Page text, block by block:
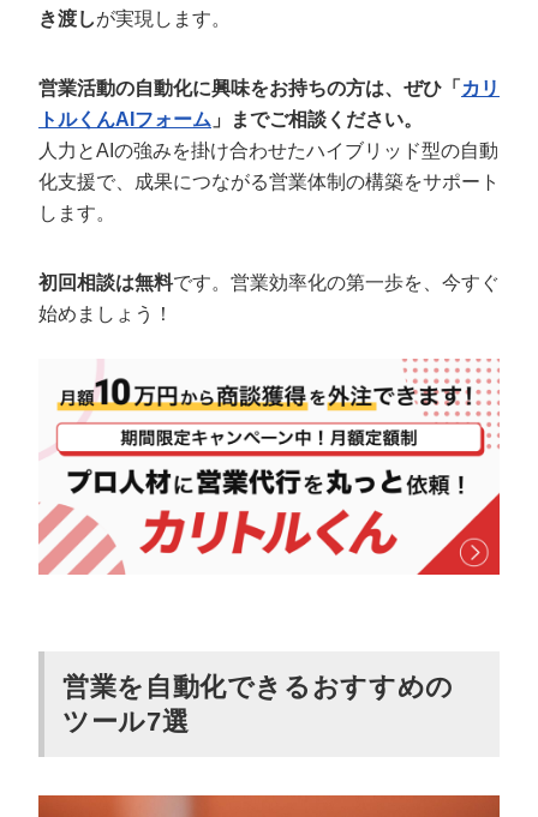
き渡しが実現します。
営業活動の自動化に興味をお持ちの方は、ぜひ「 カリ
トルくんAIフォーム 」までご相談ください。
人力とAIの強みを掛け合わせたハイブリッド型の自動
化支援で、成果につながる営業体制の構築をサポート
します。
初回相談は無料です。営業効率化の第一歩を、今すぐ
始めましょう！
営業を自動化できるおすすめの
ツール7選